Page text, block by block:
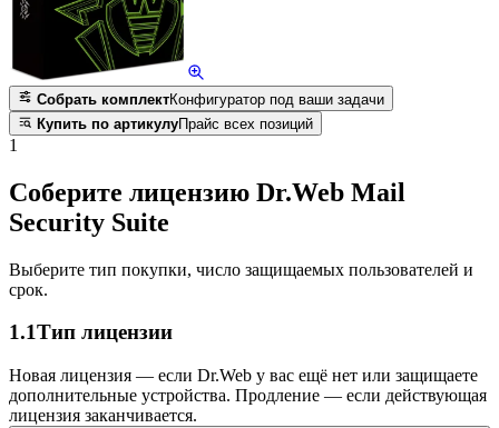
Собрать комплектКонфигуратор под ваши задачи
Купить по артикулуПрайс всех позиций
1
Соберите лицензию Dr.Web Mail
Security Suite
Выберите тип покупки, число защищаемых пользователей и
срок.
1.1Тип лицензии
Новая лицензия — если Dr.Web у вас ещё нет или защищаете
дополнительные устройства. Продление — если действующая
лицензия заканчивается.